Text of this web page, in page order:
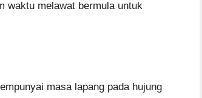
waktu melawat bermula untuk
masa lapang pada hujung